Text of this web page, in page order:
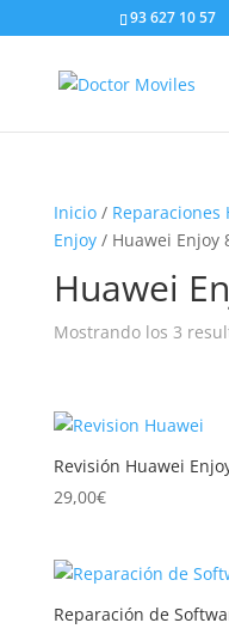
93 627 10 57
Inicio/ Reparaciones
Enjoy/ Huawei Enjoy
Huawei
Mostrando los 3
Revisión Huawei
29,00€
Reparación de